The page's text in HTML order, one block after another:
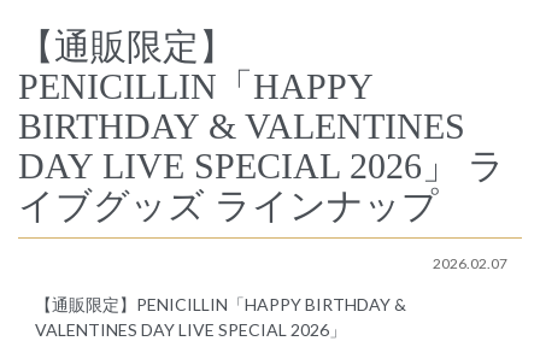
【通販限定】
PENICILLIN「HAPPY
BIRTHDAY & VALENTINES
DAY LIVE SPECIAL 2026」 ラ
イブグッズ ラインナップ
2026.02.07
【通販限定】PENICILLIN「HAPPY BIRTHDAY &
VALENTINES DAY LIVE SPECIAL 2026」